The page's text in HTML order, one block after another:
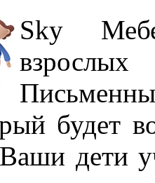
Sky
будет
дети